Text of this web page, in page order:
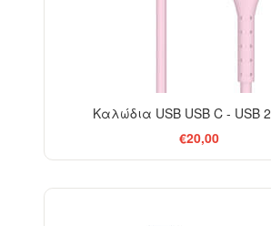
Καλώδια USB USB C - USB
€20,00